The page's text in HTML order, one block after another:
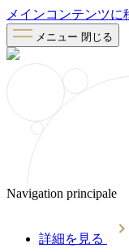
メインコンテンツに
メニュー 閉じる
Navigation principale
詳細を見る